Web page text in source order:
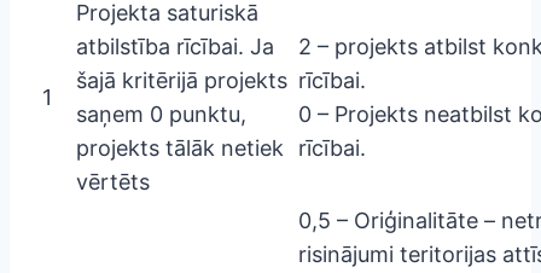
1
Projekta saturiskā
atbilstība rīcībai. Ja
šajā kritērijā projekts
saņem 0 punktu,
projekts tālāk netiek
vērtēts
2 – projekts atbilst
rīcībai.
0 – Projekts neatbilst
rīcībai.
0,5 – Oriģinalitāte –
risinājumi teritorijas